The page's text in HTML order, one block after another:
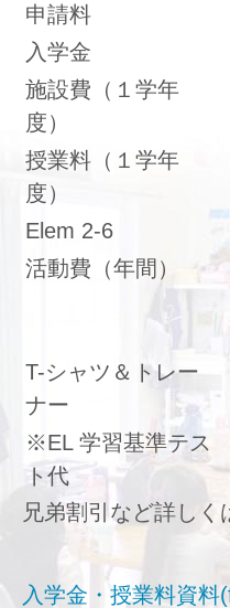
申請料
入学金
施設費（１学年
度）
授業料（１学年
度）
Elem 2-6
活動費（年間）
T-シャツ＆トレー
ナー
※EL 学習基準テス
ト代
兄弟割引など詳しく
入学金・授業料資